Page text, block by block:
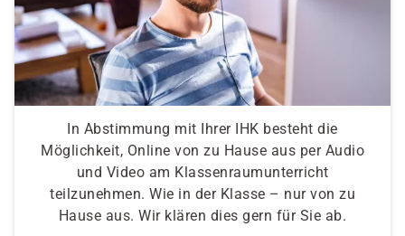
In Abstimmung mit Ihrer IHK besteht die
Möglichkeit, Online von zu Hause aus per Audio
und Video am Klassenraumunterricht
teilzunehmen. Wie in der Klasse – nur von zu
Hause aus. Wir klären dies gern für Sie ab.